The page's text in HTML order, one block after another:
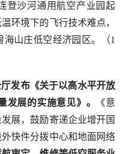
登沙河通用航空产业园起
环境下的飞行技术难点，
山庄低空经济园区。（1
发布《关于以高水平开放
发展的实施意见》。
《意
展，鼓励寄递企业增开国
快件分拨中心和地面网络